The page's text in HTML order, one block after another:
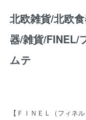
北欧雑貨/北欧
器/雑貨/FINEL/
ムテ
【ＦＩＮＥＬ（フィ